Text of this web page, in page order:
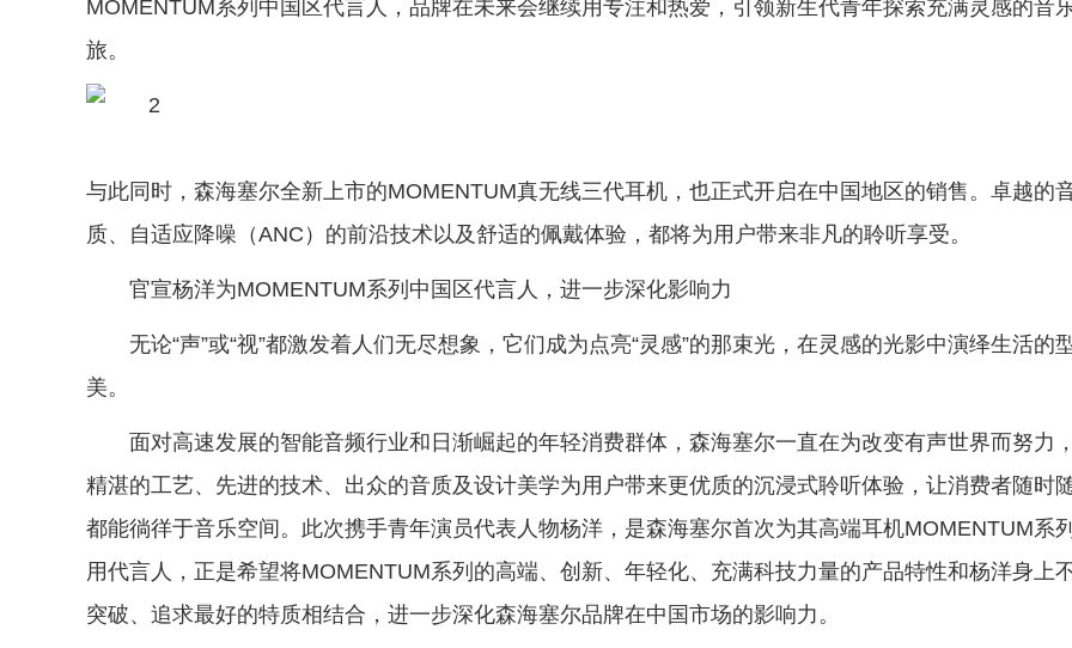
MOMENTUM系列中国区代言人，品牌在未来会继续用专注和热爱，引领新生代青年探索充满灵感的音
旅。
与此同时，森海塞尔全新上市的MOMENTUM真无线三代耳机，也正式开启在中国地区的销售。卓越的
质、自适应降噪（ANC）的前沿技术以及舒适的佩戴体验，都将为用户带来非凡的聆听享受。
官宣杨洋为MOMENTUM系列中国区代言人，进一步深化影响力
无论“声”或“视”都激发着人们无尽想象，它们成为点亮“灵感”的那束光，在灵感的光影中演绎生活的
美。
面对高速发展的智能音频行业和日渐崛起的年轻消费群体，森海塞尔一直在为改变有声世界而努力
精湛的工艺、先进的技术、出众的音质及设计美学为用户带来更优质的沉浸式聆听体验，让消费者随时
都能徜徉于音乐空间。此次携手青年演员代表人物杨洋，是森海塞尔首次为其高端耳机MOMENTUM系
用代言人，正是希望将MOMENTUM系列的高端、创新、年轻化、充满科技力量的产品特性和杨洋身上
突破、追求最好的特质相结合，进一步深化森海塞尔品牌在中国市场的影响力。